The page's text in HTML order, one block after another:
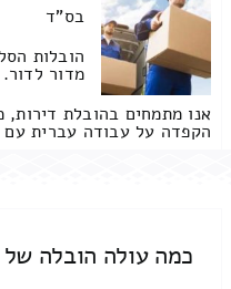
בס"ד
הובלות
מדור לדור.
אנו מתמחים בהובלת דירות,
הקפדה על עבודה עברית
כמה עולה הובלה